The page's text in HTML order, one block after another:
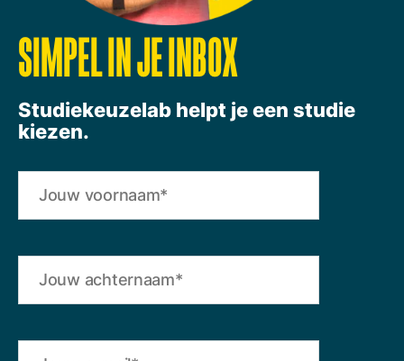
SIMPEL IN JE INBOX
Studiekeuzelab helpt je een studie
kiezen.